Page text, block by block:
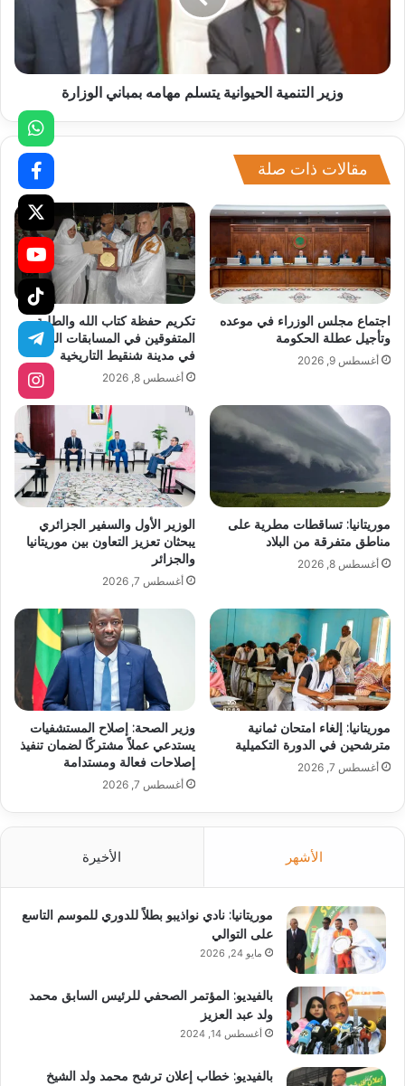
وزير التنمية الحيوانية يتسلم مهامه بمباني الوزارة
مقالات ذات صلة
اجتماع مجلس الوزراء في موعده
وتأجيل عطلة الحكومة
أغسطس 9, 2026
تكريم حفظة كتاب الله والطلبة
المتفوقين في المسابقات الوطنية
في مدينة شنقيط التاريخية
أغسطس 8, 2026
موريتانيا: تساقطات مطرية على
مناطق متفرقة من البلاد
أغسطس 8, 2026
الوزير الأول والسفير الجزائري
يبحثان تعزيز التعاون بين موريتانيا
والجزائر
أغسطس 7, 2026
موريتانيا: إلغاء امتحان ثمانية
مترشحين في الدورة التكميلية
أغسطس 7, 2026
وزير الصحة: إصلاح المستشفيات
يستدعي عملاً مشتركًا لضمان تنفيذ
إصلاحات فعالة ومستدامة
أغسطس 7, 2026
الأشهر الأخيرة
موريتانيا: نادي نواذيبو بطلاً للدوري للموسم التاسع
على التوالي
مايو 24, 2026
بالفيديو: المؤتمر الصحفي للرئيس السابق محمد
ولد عبد العزيز
أغسطس 14, 2024
بالفيديو: خطاب إعلان ترشح محمد ولد الشيخ